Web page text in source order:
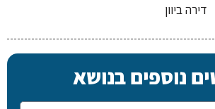
דירה ביוון
נוספים בנושא